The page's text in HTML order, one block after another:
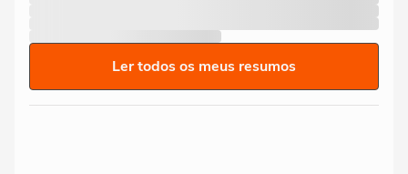
Ler todos os meus resumos